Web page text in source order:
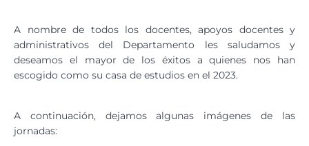
A nombre de todos los docentes, apoyos docentes y
administrativos del Departamento les saludamos y
deseamos el mayor de los éxitos a quienes nos han
escogido como su casa de estudios en el 2023.
A continuación, dejamos algunas imágenes de las
jornadas: